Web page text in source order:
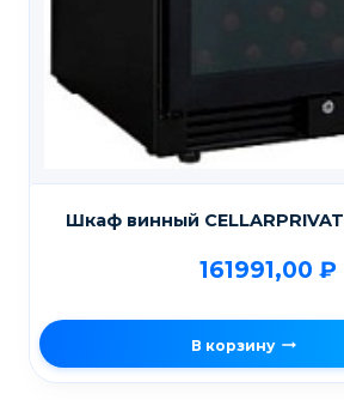
Шкаф винный
161991,00 ₽
В корзину